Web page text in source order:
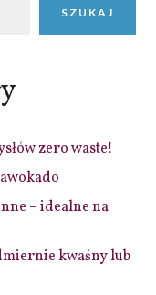
SZUKAJ
zero waste!
– idealne na
kwaśny lub